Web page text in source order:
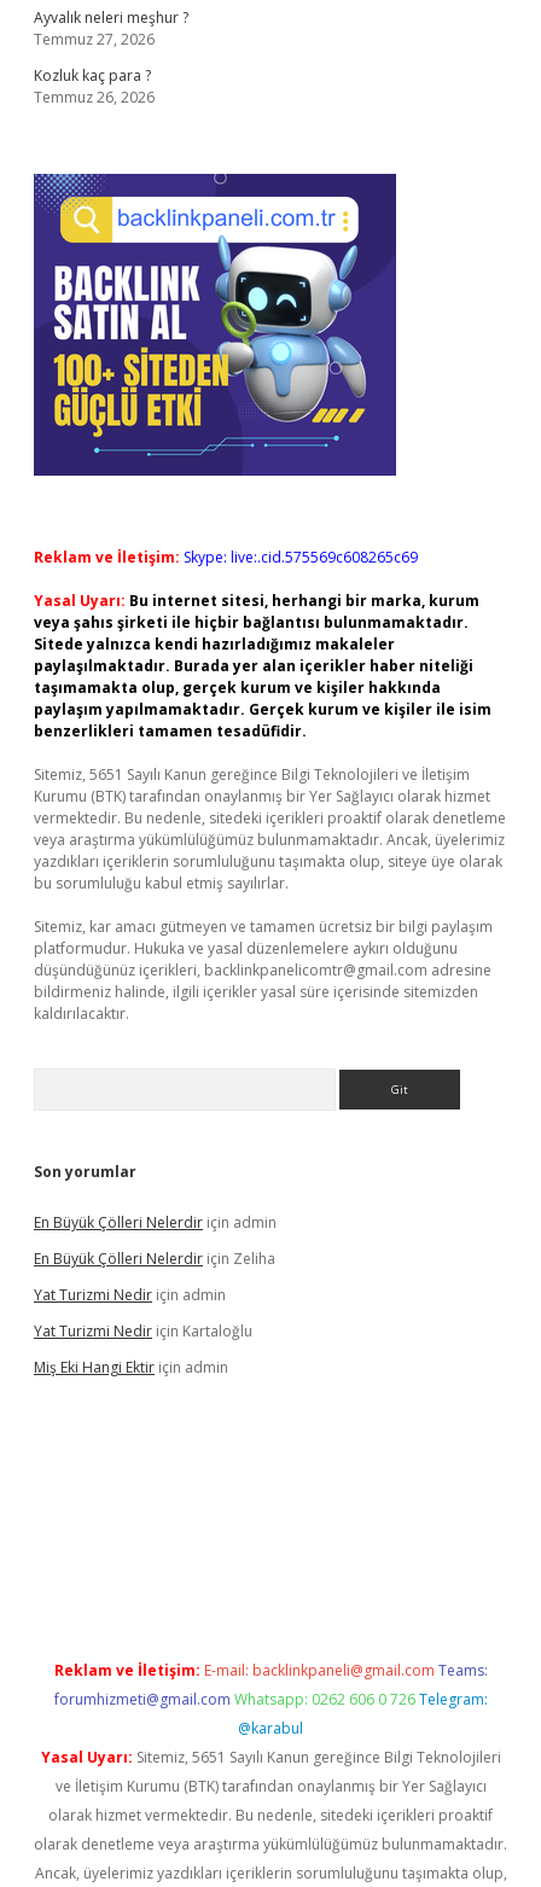
Ayvalık neleri meşhur ?
Temmuz 27, 2026
Kozluk kaç para ?
Temmuz 26, 2026
Reklam ve İletişim: Skype: live:.cid.575569c608265c69
Yasal Uyarı: Bu internet sitesi, herhangi bir marka, kurum
veya şahıs şirketi ile hiçbir bağlantısı bulunmamaktadır.
Sitede yalnızca kendi hazırladığımız makaleler
paylaşılmaktadır. Burada yer alan içerikler haber niteliği
taşımamakta olup, gerçek kurum ve kişiler hakkında
paylaşım yapılmamaktadır. Gerçek kurum ve kişiler ile isim
benzerlikleri tamamen tesadüfidir.
Sitemiz, 5651 Sayılı Kanun gereğince Bilgi Teknolojileri ve İletişim
Kurumu (BTK) tarafından onaylanmış bir Yer Sağlayıcı olarak hizmet
vermektedir. Bu nedenle, sitedeki içerikleri proaktif olarak denetleme
veya araştırma yükümlülüğümüz bulunmamaktadır. Ancak, üyelerimiz
yazdıkları içeriklerin sorumluluğunu taşımakta olup, siteye üye olarak
bu sorumluluğu kabul etmiş sayılırlar.
Sitemiz, kar amacı gütmeyen ve tamamen ücretsiz bir bilgi paylaşım
platformudur. Hukuka ve yasal düzenlemelere aykırı olduğunu
düşündüğünüz içerikleri, backlinkpanelicomtr@gmail.com adresine
bildirmeniz halinde, ilgili içerikler yasal süre içerisinde sitemizden
kaldırılacaktır.
Son yorumlar
En Büyük Çölleri Nelerdir için admin
En Büyük Çölleri Nelerdir için Zeliha
Yat Turizmi Nedir için admin
Yat Turizmi Nedir için Kartaloğlu
Miş Eki Hangi Ektir için admin
Reklam ve İletişim: E-mail: backlinkpaneli@gmail.com Teams:
forumhizmeti@gmail.com Whatsapp: 0262 606 0 726 Telegram:
@karabul
Yasal Uyarı: Sitemiz, 5651 Sayılı Kanun gereğince Bilgi Teknolojileri
ve İletişim Kurumu (BTK) tarafından onaylanmış bir Yer Sağlayıcı
olarak hizmet vermektedir. Bu nedenle, sitedeki içerikleri proaktif
olarak denetleme veya araştırma yükümlülüğümüz bulunmamaktadır.
Ancak, üyelerimiz yazdıkları içeriklerin sorumluluğunu taşımakta olup,